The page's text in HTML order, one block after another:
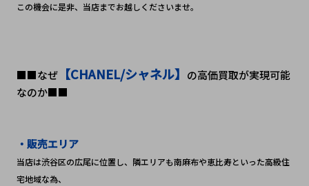
この機会に是非、当店までお越しくださいませ。
■■なぜ【CHANEL/シャネル】 の高価買取が実現可能
なのか■■
・販売エリア
当店は渋谷区の広尾に位置し、隣エリアも南麻布や恵比寿といった高級住
宅地域な為、